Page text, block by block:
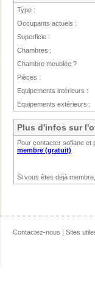
Type :
Occupants actuels :
Superficie :
Chambres :
Chambre meublée ?
Pièces :
Equipements intérieurs :
Equipements extérieurs :
Plus d'infos sur
Pour contacter sofiane et
membre (gratuit)
Si vous êtes déjà
Contactez-nous | Sites